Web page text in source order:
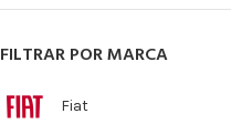
FILTRAR POR MARCA
Fiat